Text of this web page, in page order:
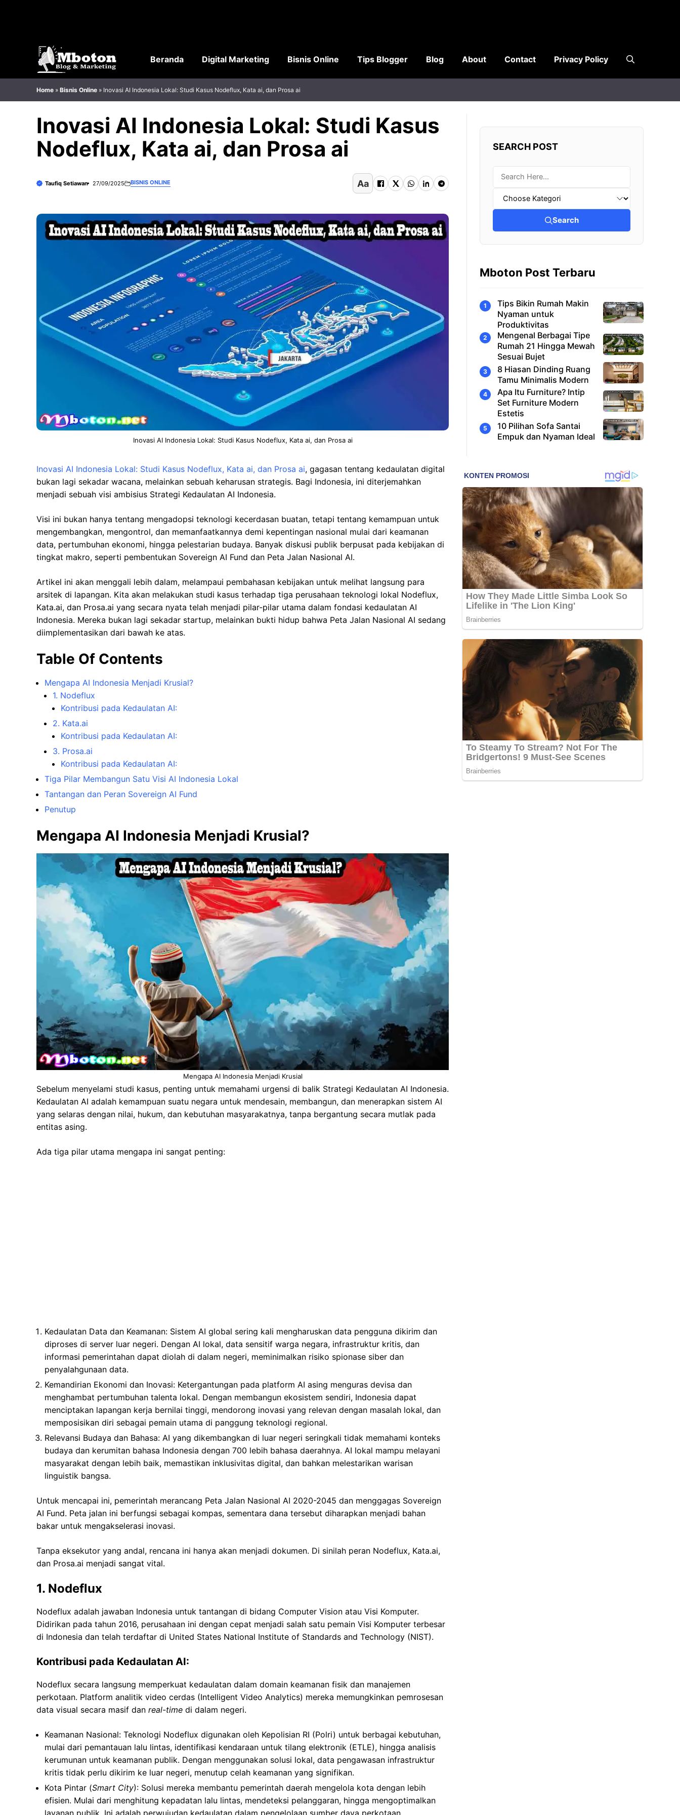
Beranda Digital Marketing Bisnis Online Tips Blogger Blog About Contact Privacy Policy
Home » Bisnis Online » Inovasi AI Indonesia Lokal: Studi Kasus Nodeflux, Kata ai, dan Prosa ai
Inovasi AI Indonesia Lokal: Studi Kasus
Nodeflux, Kata ai, dan Prosa ai
Taufiq Setiawan 27/09/2025 BISNIS ONLINE Aa
Inovasi AI Indonesia Lokal: Studi Kasus Nodeflux, Kata ai, dan Prosa ai
Inovasi AI Indonesia Lokal: Studi Kasus Nodeflux, Kata ai, dan Prosa ai, gagasan tentang kedaulatan digital
bukan lagi sekadar wacana, melainkan sebuah keharusan strategis. Bagi Indonesia, ini diterjemahkan
menjadi sebuah visi ambisius Strategi Kedaulatan AI Indonesia.
Visi ini bukan hanya tentang mengadopsi teknologi kecerdasan buatan, tetapi tentang kemampuan untuk
mengembangkan, mengontrol, dan memanfaatkannya demi kepentingan nasional mulai dari keamanan
data, pertumbuhan ekonomi, hingga pelestarian budaya. Banyak diskusi publik berpusat pada kebijakan di
tingkat makro, seperti pembentukan Sovereign AI Fund dan Peta Jalan Nasional AI.
Artikel ini akan menggali lebih dalam, melampaui pembahasan kebijakan untuk melihat langsung para
arsitek di lapangan. Kita akan melakukan studi kasus terhadap tiga perusahaan teknologi lokal Nodeflux,
Kata.ai, dan Prosa.ai yang secara nyata telah menjadi pilar-pilar utama dalam fondasi kedaulatan AI
Indonesia. Mereka bukan lagi sekadar startup, melainkan bukti hidup bahwa Peta Jalan Nasional AI sedang
diimplementasikan dari bawah ke atas.
Table Of Contents
Mengapa AI Indonesia Menjadi Krusial?
1. Nodeflux
Kontribusi pada Kedaulatan AI:
2. Kata.ai
Kontribusi pada Kedaulatan AI:
3. Prosa.ai
Kontribusi pada Kedaulatan AI:
Tiga Pilar Membangun Satu Visi AI Indonesia Lokal
Tantangan dan Peran Sovereign AI Fund
Penutup
Mengapa AI Indonesia Menjadi Krusial?
Mengapa AI Indonesia Menjadi Krusial
Sebelum menyelami studi kasus, penting untuk memahami urgensi di balik Strategi Kedaulatan AI Indonesia.
Kedaulatan AI adalah kemampuan suatu negara untuk mendesain, membangun, dan menerapkan sistem AI
yang selaras dengan nilai, hukum, dan kebutuhan masyarakatnya, tanpa bergantung secara mutlak pada
entitas asing.
Ada tiga pilar utama mengapa ini sangat penting:
Kedaulatan Data dan Keamanan: Sistem AI global sering kali mengharuskan data pengguna dikirim dan
diproses di server luar negeri. Dengan AI lokal, data sensitif warga negara, infrastruktur kritis, dan
informasi pemerintahan dapat diolah di dalam negeri, meminimalkan risiko spionase siber dan
penyalahgunaan data.
Kemandirian Ekonomi dan Inovasi: Ketergantungan pada platform AI asing menguras devisa dan
menghambat pertumbuhan talenta lokal. Dengan membangun ekosistem sendiri, Indonesia dapat
menciptakan lapangan kerja bernilai tinggi, mendorong inovasi yang relevan dengan masalah lokal, dan
memposisikan diri sebagai pemain utama di panggung teknologi regional.
Relevansi Budaya dan Bahasa: AI yang dikembangkan di luar negeri seringkali tidak memahami konteks
budaya dan kerumitan bahasa Indonesia dengan 700 lebih bahasa daerahnya. AI lokal mampu melayani
masyarakat dengan lebih baik, memastikan inklusivitas digital, dan bahkan melestarikan warisan
linguistik bangsa.
Untuk mencapai ini, pemerintah merancang Peta Jalan Nasional AI 2020-2045 dan menggagas Sovereign
AI Fund. Peta jalan ini berfungsi sebagai kompas, sementara dana tersebut diharapkan menjadi bahan
bakar untuk mengakselerasi inovasi.
Tanpa eksekutor yang andal, rencana ini hanya akan menjadi dokumen. Di sinilah peran Nodeflux, Kata.ai,
dan Prosa.ai menjadi sangat vital.
1. Nodeflux
Nodeflux adalah jawaban Indonesia untuk tantangan di bidang Computer Vision atau Visi Komputer.
Didirikan pada tahun 2016, perusahaan ini dengan cepat menjadi salah satu pemain Visi Komputer terbesar
di Indonesia dan telah terdaftar di United States National Institute of Standards and Technology (NIST).
Kontribusi pada Kedaulatan AI:
Nodeflux secara langsung memperkuat kedaulatan dalam domain keamanan fisik dan manajemen
perkotaan. Platform analitik video cerdas (Intelligent Video Analytics) mereka memungkinkan pemrosesan
data visual secara masif dan real-time di dalam negeri.
Keamanan Nasional: Teknologi Nodeflux digunakan oleh Kepolisian RI (Polri) untuk berbagai kebutuhan,
mulai dari pemantauan lalu lintas, identifikasi kendaraan untuk tilang elektronik (ETLE), hingga analisis
kerumunan untuk keamanan publik. Dengan menggunakan solusi lokal, data pengawasan infrastruktur
kritis tidak perlu dikirim ke luar negeri, menutup celah keamanan yang signifikan.
Kota Pintar (Smart City): Solusi mereka membantu pemerintah daerah mengelola kota dengan lebih
efisien. Mulai dari menghitung kepadatan lalu lintas, mendeteksi pelanggaran, hingga mengoptimalkan
layanan publik. Ini adalah perwujudan kedaulatan dalam pengelolaan sumber daya perkotaan
SEARCH POST
Search
Mboton Post Terbaru
Tips Bikin Rumah Makin
Nyaman untuk
Produktivitas
Mengenal Berbagai Tipe
Rumah 21 Hingga Mewah
Sesuai Bujet
8 Hiasan Dinding Ruang
Tamu Minimalis Modern
Apa Itu Furniture? Intip
Set Furniture Modern
Estetis
10 Pilihan Sofa Santai
Empuk dan Nyaman Ideal